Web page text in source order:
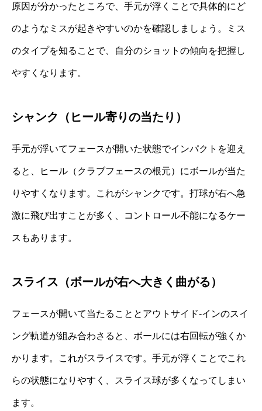
原因が分かったところで、手元が浮くことで具体的にど
のようなミスが起きやすいのかを確認しましょう。ミス
のタイプを知ることで、自分のショットの傾向を把握し
やすくなります。
シャンク（ヒール寄りの当たり）
手元が浮いてフェースが開いた状態でインパクトを迎え
ると、ヒール（クラブフェースの根元）にボールが当た
りやすくなります。これがシャンクです。打球が右へ急
激に飛び出すことが多く、コントロール不能になるケー
スもあります。
スライス（ボールが右へ大きく曲がる）
フェースが開いて当たることとアウトサイド‐インのスイ
ング軌道が組み合わさると、ボールには右回転が強くか
かります。これがスライスです。手元が浮くことでこれ
らの状態になりやすく、スライス球が多くなってしまい
ます。